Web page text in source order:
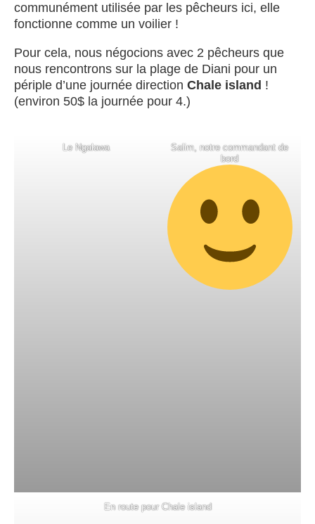
communément utilisée par les pêcheurs ici, elle
fonctionne comme un voilier !
Pour cela, nous négocions avec 2 pêcheurs que
nous rencontrons sur la plage de Diani pour un
périple d’une journée direction Chale island !
(environ 50$ la journée pour 4.)
Le Ngalawa
Salim, notre commandant de
bord
En route pour Chale island